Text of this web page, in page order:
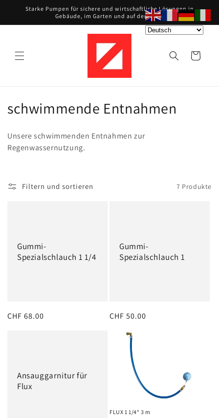
zumStarke Pumpen für sichere und wirtschaftliche Lösungen in
Gebäude, im Garten und auf dem Bau.
Warenkorb
K
t
g
schwimmende Entnahmen
Unsere schwimmenden Entnahmen zur
Regenwassernutzung.
Filtern und sortieren 7 Produkte
Gummi-
Spezialschlauch 1 1/4
Normaler
CHF 68.00
Gummi-
Spezialschlauch 1
Normaler
CHF 50.00
Ansauggarnitur für
Flux
FLUX 1 1/4“ 3 m